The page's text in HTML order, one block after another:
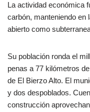
La actividad económica
carbón, manteniendo en
abierto como
Su población ronda el
penas a 77 kilómetros
de El Bierzo Alto. El
y dos despoblados.
construcción